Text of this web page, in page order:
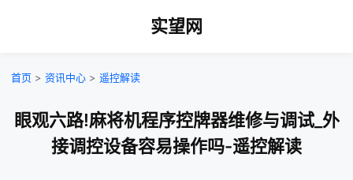
实望网
首页 > 资讯中心 > 遥控解读
眼观六路!麻将机程序控牌器维修与调试_外
接调控设备容易操作吗-遥控解读